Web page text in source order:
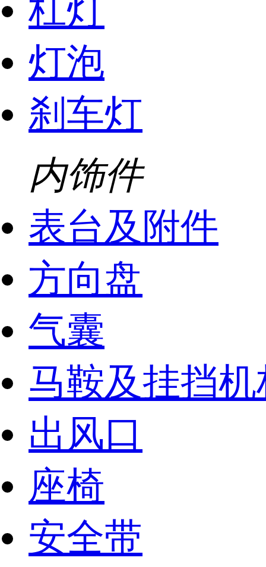
杠灯
灯泡
刹车灯
内饰件
表台及附件
方向盘
气囊
马鞍及挂挡机
出风口
座椅
安全带